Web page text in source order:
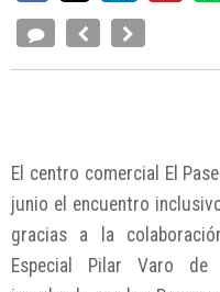
El centro comercial El
junio el encuentro
gracias a la
Especial Pilar Varo de